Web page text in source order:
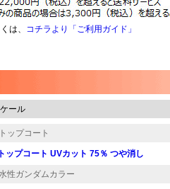
は、 コチラより「ご利用ガイド」
ール
トップコート
ップコート UVカット 75％ つや消し
性ガンダムカラー